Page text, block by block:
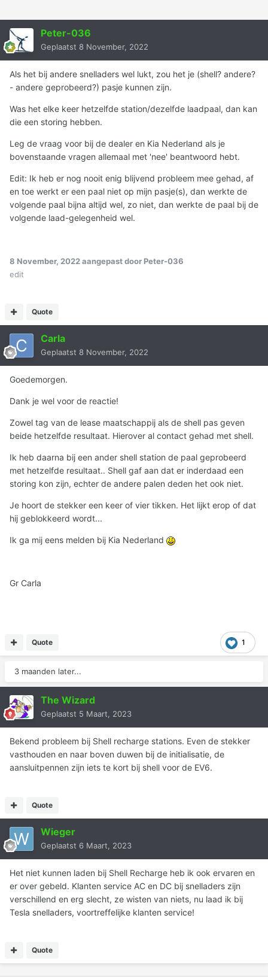
Peter-036
Geplaatst 8 November, 2022
Als het bij andere snelladers wel lukt, zou het je (shell? andere?
- andere geprobeerd?) pasje kunnen zijn.
Was het elke keer hetzelfde station/dezelfde laadpaal, dan kan
die een storing hebben.
Leg de vraag voor bij de dealer en Kia Nederland als je
bovenstaande vragen allemaal met 'nee' beantwoord hebt.
Edit: Ik heb er nog nooit enig blijvend probleem mee gehad, af
en toe werkt er een paal niet op mijn pasje(s), dan werkte de
volgende paal bijna altijd wel, zo niet, dan werkte de paal bij de
volgende laad-gelegenheid wel.
8 November, 2022aangepast door Peter-036
edit
Quote
Carla
Geplaatst 8 November, 2022
Goedemorgen.
Dank je wel voor de reactie!
Zowel tag van de lease maatschappij als de shell pas geven
beide hetzelfde resultaat. Hierover al contact gehad met shell.
Ik heb daarna bij een ander shell station de paal geprobeerd
met hetzelfde resultaat.. Shell gaf aan dat er inderdaad een
storing kon zijn, echter de andere palen deden het ook niet.
Je hoort de stekker een keer of vier tikken. Het lijkt erop of dat
hij geblokkeerd wordt...
Ik ga mij eens melden bij Kia Nederland
Gr Carla
1
Quote
3 maanden later...
The Wizard
Geplaatst 5 Maart, 2023
Bekend probleem bij Shell recharge stations. Even de stekker
vasthouden en naar boven duwen bij de initialisatie, de
aansluitpennen zijn iets te kort bij shell voor de EV6.
Quote
Wieger
Geplaatst 6 Maart, 2023
Het niet kunnen laden bij Shell Recharge heb ik ook ervaren en
er over gebeld. Klanten service AC en DC bij snelladers zijn
verschillend en erg slecht, ze wisten van niets, nu laad ik bij
Tesla snelladers, voortreffelijke klanten service!
Quote